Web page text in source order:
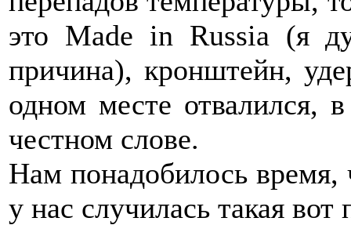
это Made in Russia (я
причина), кронштейн,
одном месте отвалился,
честном слове.
Нам понадобилось
у нас случилась такая